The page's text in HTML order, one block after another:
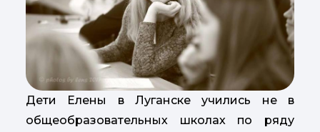
Дети Елены в Луганске учились не в
общеобразовательных школах по ряду